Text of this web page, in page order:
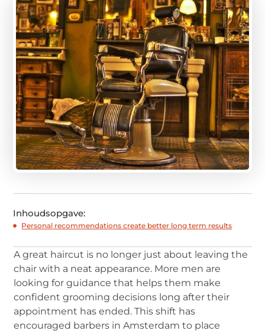
Inhoudsopgave:
Personal recommendations create better long term results
A great haircut is no longer just about leaving the
chair with a neat appearance. More men are
looking for guidance that helps them make
confident grooming decisions long after their
appointment has ended. This shift has
encouraged barbers in Amsterdam to place